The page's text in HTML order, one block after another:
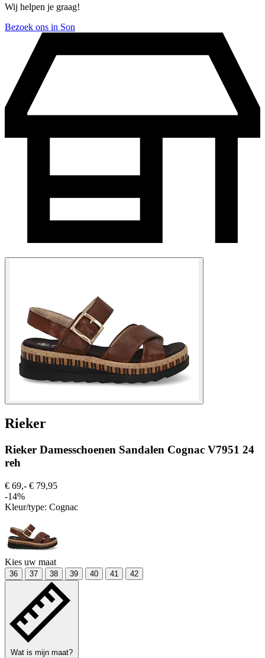
Wij helpen je graag!
Bezoek ons in Son
Rieker
Rieker Damesschoenen Sandalen Cognac V7951 24
reh
€ 69,- € 79,95
-14%
Kleur/type: Cognac
Kies uw maat
36 37 38 39 40 41 42
Wat is mijn maat?